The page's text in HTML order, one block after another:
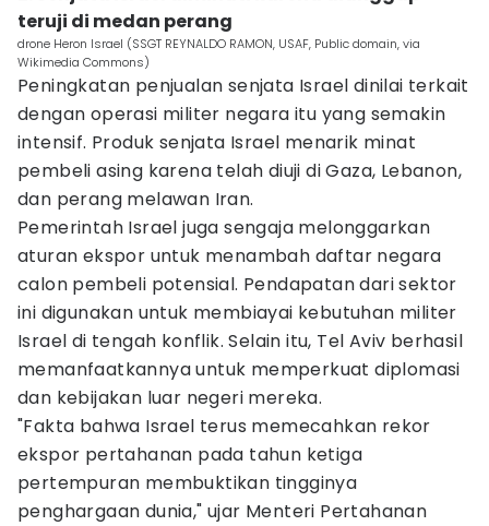
teruji di medan perang
drone Heron Israel (SSGT REYNALDO RAMON, USAF, Public domain, via
Wikimedia Commons)
Peningkatan penjualan senjata Israel dinilai terkait
dengan operasi militer negara itu yang semakin
intensif. Produk senjata Israel menarik minat
pembeli asing karena telah diuji di Gaza, Lebanon,
dan perang melawan Iran.
Pemerintah Israel juga sengaja melonggarkan
aturan ekspor untuk menambah daftar negara
calon pembeli potensial. Pendapatan dari sektor
ini digunakan untuk membiayai kebutuhan militer
Israel di tengah konflik. Selain itu, Tel Aviv berhasil
memanfaatkannya untuk memperkuat diplomasi
dan kebijakan luar negeri mereka.
"Fakta bahwa Israel terus memecahkan rekor
ekspor pertahanan pada tahun ketiga
pertempuran membuktikan tingginya
penghargaan dunia," ujar Menteri Pertahanan